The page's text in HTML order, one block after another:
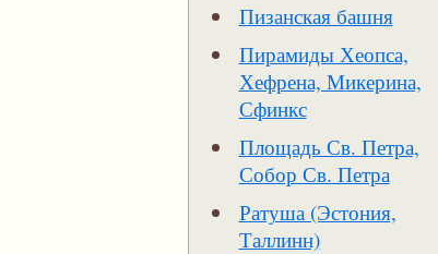
Пизанская башня
Пирамиды Хеопса,
Хефрена, Микерина,
Сфинкс
Площадь Св. Петра,
Собор Св. Петра
Ратуша (Эстония,
Таллинн)